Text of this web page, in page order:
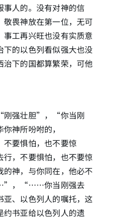
人的。没有对神的信
畏神放在第一位，无可
工再兴旺也没有实质意
的以色列看似强大也没
下的国都算繁荣，可他
刚强壮胆”，“你当刚
神所吩咐的，
要惧怕，也不要惊
，不要惧怕，也不要惊
神，与你同在，他必不
，“……你当刚强去
、以色列人的嘱托，这
约书亚给以色列人的遗